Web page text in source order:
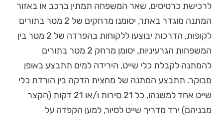
לרכישת כרטיסים, שאר המשפחה תמתין ברכב או באזור
המתנה מוגדר באתר, יסומנו מרחקים של 2 מטר בתורים
לקופות, הדרכות יבוצעו ללקוחות בהפרדה של 2 מטר בין
המשפחות הגרעיניות, יסומן מרחק 2 מטר בתורים
להמתנה לקבלת כלי שייט, הירידה למים תתבצע באופן
מבוקר. תתבצע המתנה של מחצית הדקה בין הורדת כלי
שייט אחד למשנהו, כל 21 סירות ו/או 21 דקות (הקצר
מבניהם) ירד מדריך שייט לסיור, למען הקפדה על